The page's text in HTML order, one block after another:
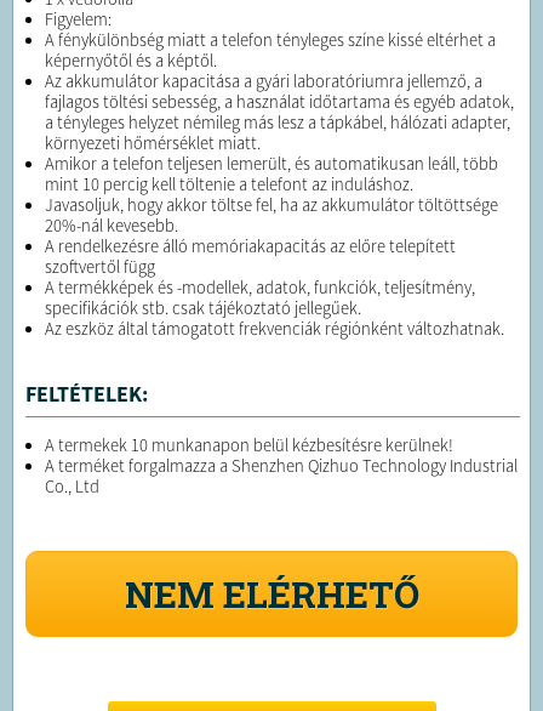
Figyelem:
A fénykülönbség miatt a telefon tényleges színe kissé eltérhet a
képernyőtől és a képtől.
Az akkumulátor kapacitása a gyári laboratóriumra jellemző, a
fajlagos töltési sebesség, a használat időtartama és egyéb adatok,
a tényleges helyzet némileg más lesz a tápkábel, hálózati adapter,
környezeti hőmérséklet miatt.
Amikor a telefon teljesen lemerült, és automatikusan leáll, több
mint 10 percig kell töltenie a telefont az induláshoz.
Javasoljuk, hogy akkor töltse fel, ha az akkumulátor töltöttsége
20%-nál kevesebb.
A rendelkezésre álló memóriakapacitás az előre telepített
szoftvertől függ
A termékképek és -modellek, adatok, funkciók, teljesítmény,
specifikációk stb. csak tájékoztató jellegűek.
Az eszköz által támogatott frekvenciák régiónként változhatnak.
FELTÉTELEK:
A termekek 10 munkanapon belül kézbesítésre kerülnek!
A terméket forgalmazza a Shenzhen Qizhuo Technology Industrial
Co., Ltd
NEM ELÉRHETŐ